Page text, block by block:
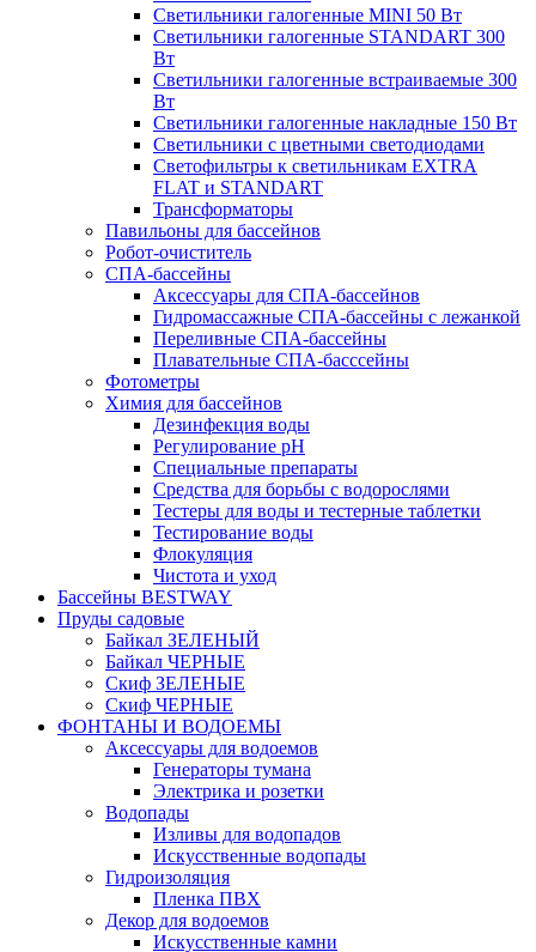
Светильники галогенные MINI 50 Вт
Светильники галогенные STANDART 300
Вт
Светильники галогенные встраиваемые 300
Вт
Светильники галогенные накладные 150 Вт
Светильники с цветными светодиодами
Светофильтры к светильникам EXTRA
FLAT и STANDART
Трансформаторы
Павильоны для бассейнов
Робот-очиститель
СПА-бассейны
Аксессуары для СПА-бассейнов
Гидромассажные СПА-бассейны с лежанкой
Переливные СПА-бассейны
Плавательные СПА-басссейны
Фотометры
Химия для бассейнов
Дезинфекция воды
Регулирование pH
Специальные препараты
Средства для борьбы с водорослями
Тестеры для воды и тестерные таблетки
Тестирование воды
Флокуляция
Чистота и уход
Бассейны BESTWAY
Пруды садовые
Байкал ЗЕЛЕНЫЙ
Байкал ЧЕРНЫЕ
Скиф ЗЕЛЕНЫЕ
Скиф ЧЕРНЫЕ
ФОНТАНЫ И ВОДОЕМЫ
Аксессуары для водоемов
Генераторы тумана
Электрика и розетки
Водопады
Изливы для водопадов
Искусственные водопады
Гидроизоляция
Пленка ПВХ
Декор для водоемов
Искусственные камни